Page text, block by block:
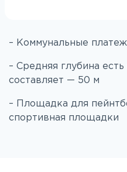
– Коммунальные
– Средняя глубина
составляет — 50 м
– Площадка для
спортивная площадки